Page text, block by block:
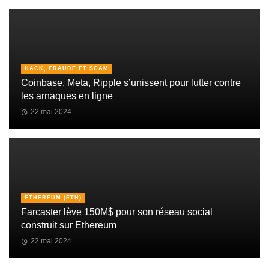
HACK, FRAUDE ET SCAM
Coinbase, Meta, Ripple s’unissent pour lutter contre
les arnaques en ligne
22 mai 2024
ETHEREUM (ETH)
Farcaster lève 150M$ pour son réseau social
construit sur Ethereum
22 mai 2024